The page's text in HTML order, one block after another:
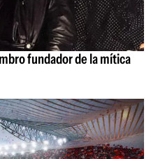
fundador de la mítica